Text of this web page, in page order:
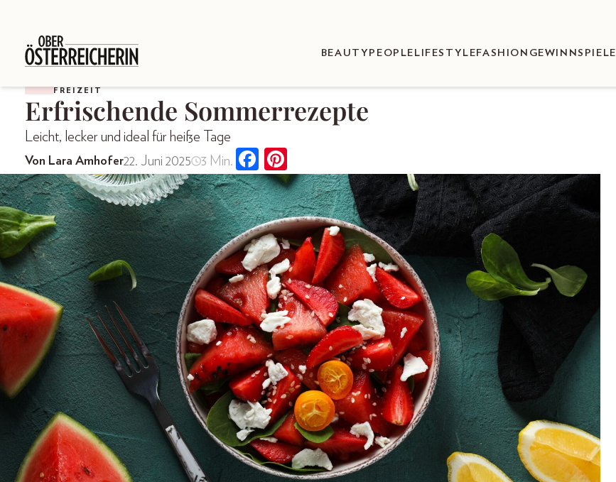
BEAUTY PEOPLE LIFESTYLEFASHION GEWINNSPIELE
FREIZEIT
Erfrischende Sommerrezepte
Leicht, lecker und ideal für heiße Tage
Von Lara Amhofer22. Juni 2025 3 Min.